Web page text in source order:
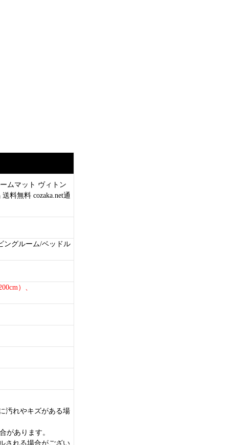
ムマット ヴィトン
料無料 cozaka.net通
ングルーム/ベッドル
）、
汚れやキズがある場
があります。
される場合がござい